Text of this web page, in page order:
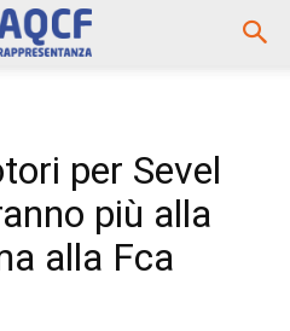
per Sevel
più alla
alla Fca